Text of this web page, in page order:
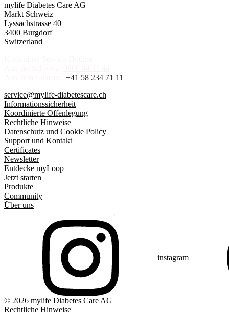
mylife Diabetes Care AG
Markt Schweiz
Lyssachstrasse 40
3400 Burgdorf
Switzerland
+41 58 234 71 11
service@mylife-diabetescare.ch
Informationssicherheit
Koordinierte Offenlegung
Rechtliche Hinweise
Datenschutz und Cookie Policy
Support und Kontakt
Certificates
Newsletter
Entdecke myLoop
Jetzt starten
Produkte
Community
Über uns
instagram
© 2026 mylife Diabetes Care AG
Rechtliche Hinweise